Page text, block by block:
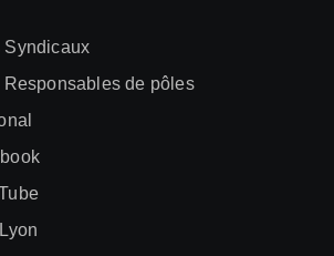
Syndicaux
de pôles